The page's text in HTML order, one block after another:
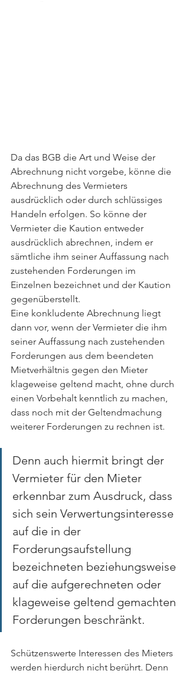
Da das BGB die Art und Weise der
Abrechnung nicht vorgebe, könne die
Abrechnung des Vermieters
ausdrücklich oder durch schlüssiges
Handeln erfolgen. So könne der
Vermieter die Kaution entweder
ausdrücklich abrechnen, indem er
sämtliche ihm seiner Auffassung nach
zustehenden Forderungen im
Einzelnen bezeichnet und der Kaution
gegenüberstellt.
Eine konkludente Abrechnung liegt
dann vor, wenn der Vermieter die ihm
seiner Auffassung nach zustehenden
Forderungen aus dem beendeten
Mietverhältnis gegen den Mieter
klageweise geltend macht, ohne durch
einen Vorbehalt kenntlich zu machen,
dass noch mit der Geltendmachung
weiterer Forderungen zu rechnen ist.
Denn auch hiermit bringt der
Vermieter für den Mieter
erkennbar zum Ausdruck, dass
sich sein Verwertungsinteresse
auf die in der
Forderungsaufstellung
bezeichneten beziehungsweise
auf die aufgerechneten oder
klageweise geltend gemachten
Forderungen beschränkt.
Schützenswerte Interessen des Mieters
werden hierdurch nicht berührt. Denn